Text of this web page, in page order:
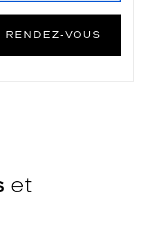
RENDEZ‑VOUS
et